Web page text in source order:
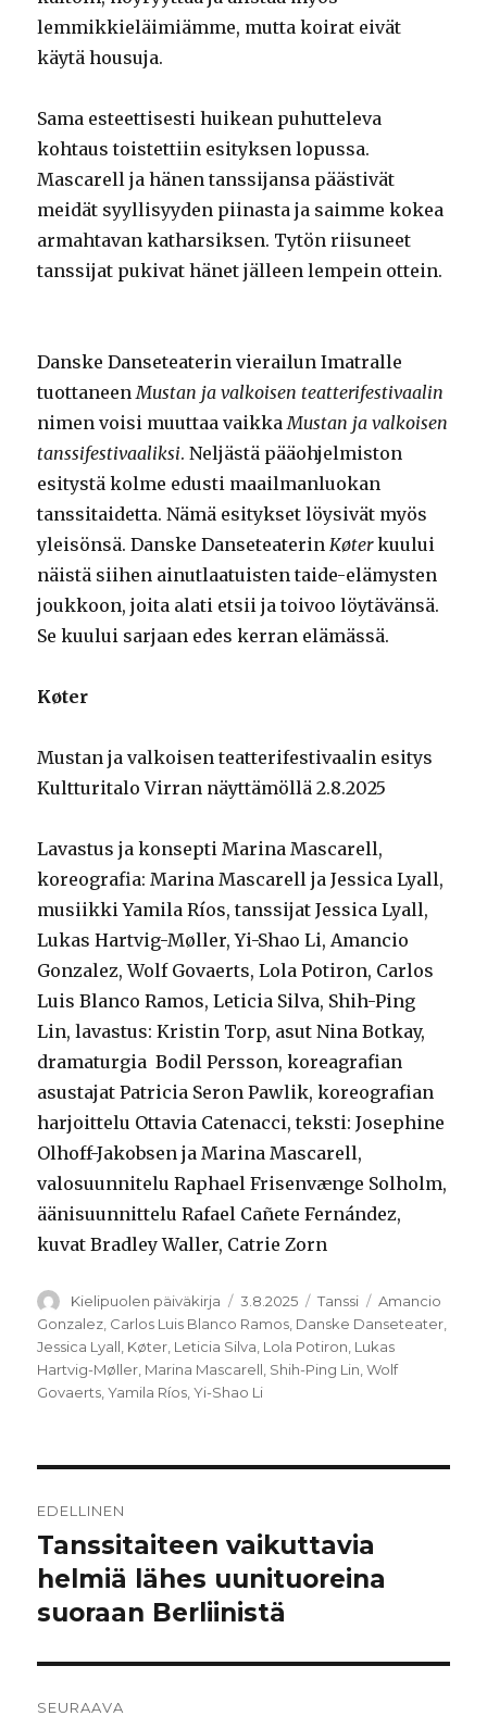
lemmikkieläimiämme, mutta koirat eivät
käytä housuja.
Sama esteettisesti huikean puhutteleva
kohtaus toistettiin esityksen lopussa.
Mascarell ja hänen tanssijansa päästivät
meidät syyllisyyden piinasta ja saimme kokea
armahtavan katharsiksen. Tytön riisuneet
tanssijat pukivat hänet jälleen lempein ottein.
Danske Danseteaterin vierailun Imatralle
tuottaneen Mustan ja valkoisen teatterifestivaalin
nimen voisi muuttaa vaikka Mustan ja valkoisen
tanssifestivaaliksi. Neljästä pääohjelmiston
esitystä kolme edusti maailmanluokan
tanssitaidetta. Nämä esitykset löysivät myös
yleisönsä. Danske Danseteaterin Køterkuului
näistä siihen ainutlaatuisten taide-elämysten
joukkoon, joita alati etsii ja toivoo löytävänsä.
Se kuului sarjaan edes kerran elämässä.
Køter
Mustan ja valkoisen teatterifestivaalin esitys
Kultturitalo Virran näyttämöllä 2.8.2025
Lavastus ja konsepti Marina Mascarell,
koreografia: Marina Mascarell ja Jessica Lyall,
musiikki Yamila Ríos, tanssijat Jessica Lyall,
Lukas Hartvig-Møller, Yi-Shao Li, Amancio
Gonzalez, Wolf Govaerts, Lola Potiron, Carlos
Luis Blanco Ramos, Leticia Silva, Shih-Ping
Lin, lavastus: Kristin Torp, asut Nina Botkay,
dramaturgia Bodil Persson, koreagrafian
asustajat Patricia Seron Pawlik, koreografian
harjoittelu Ottavia Catenacci, ​teksti: Josephine
Olhoff-Jakobsen ja Marina Mascarell,
valosuunnitelu Raphael Frisenvænge Solholm,
äänisuunnittelu Rafael Cañete Fernández,
kuvat Bradley Waller, Catrie Zorn
Kirjoittaja
Kielipuolen päiväkirja Julkaistu
3.8.2025 Kategoriat
Tanssi Avainsanat
Amancio
Gonzalez Carlos Luis Blanco Ramos Danske Danseteater
Jessica Lyall Køter Leticia Silva Lola Potiron Lukas
Hartvig-Møller Marina Mascarell Shih-Ping Lin ,Wolf
Govaerts ,Yamila Ríos ,Yi-Shao Li
selaus
EDELLINEN
Edellinen
artikkeli:
Tanssitaiteen vaikuttavia
helmiä lähes uunituoreina
suoraan Berliinistä
SEURAAVA